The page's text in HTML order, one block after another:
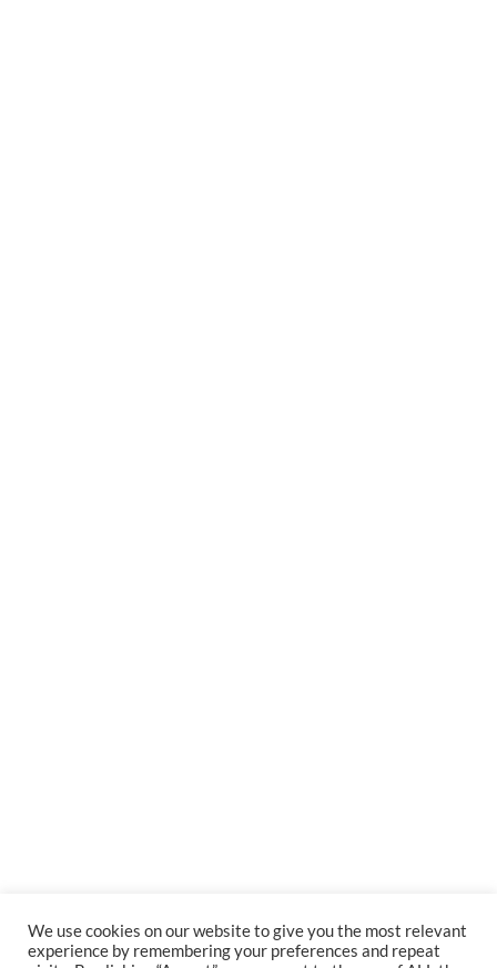
We use cookies on our website to give you the most relevant
experience by remembering your preferences and repeat